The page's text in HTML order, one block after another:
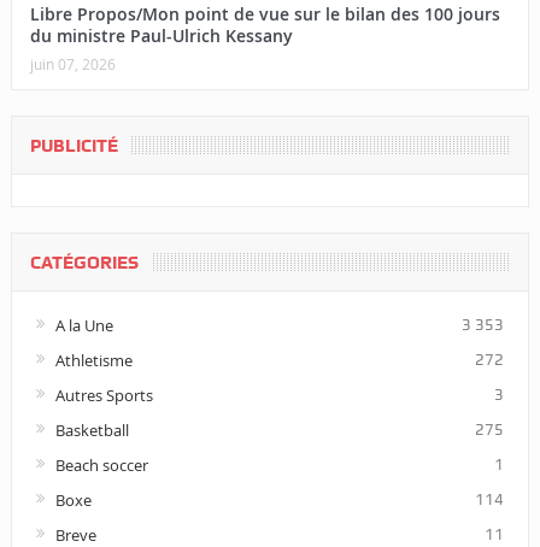
Libre Propos/Mon point de vue sur le bilan des 100 jours
du ministre Paul-Ulrich Kessany
juin 07, 2026
PUBLICITÉ
CATÉGORIES
A la Une 3 353
Athletisme 272
Autres Sports 3
Basketball 275
Beach soccer 1
Boxe 114
Breve 11